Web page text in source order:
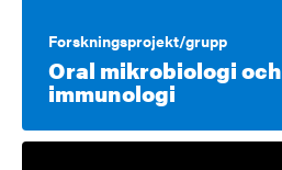
Forskningsprojekt/grupp
Oral mikrobiologi och
immunologi